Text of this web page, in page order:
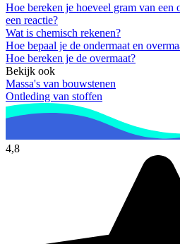
Hoe bereken je hoeveel gram van een
een reactie?
Wat is chemisch rekenen?
Hoe bepaal je de ondermaat en
Hoe bereken je de overmaat?
Bekijk ook
Massa's van bouwstenen
Ontleding van stoffen
4,8